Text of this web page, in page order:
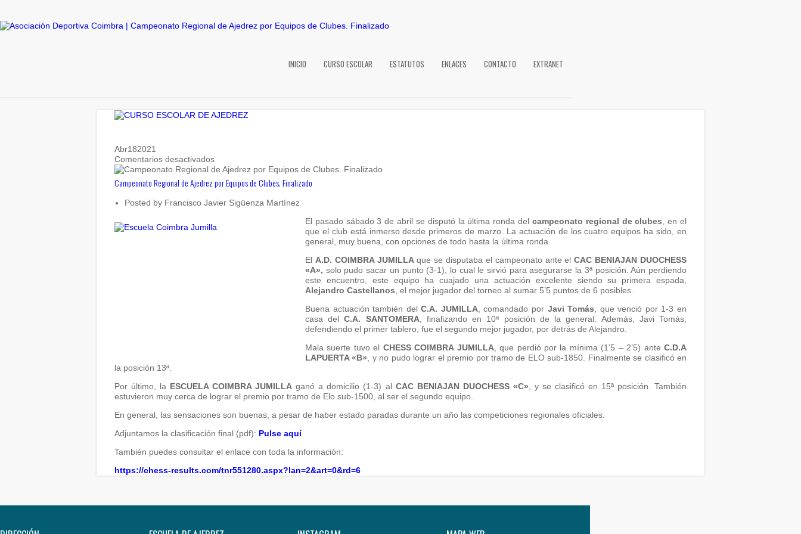
INICIO CURSO ESCOLAR ESTATUTOS ENLACES CONTACTO EXTRANET
Abr182021
Comentarios desactivadosen
Campeonato
Regional
de
Ajedrez
de
Campeonato Regional de Ajedrez por Equipos de Clubes. Finalizado
Posted by Francisco Javier Sigüenza Martínez
El pasado sábado 3 de abril se disputó la última ronda del campeonato regional de clubes , en el
que el club está inmerso desde primeros de marzo. La actuación de los cuatro equipos ha sido, en
general, muy buena, con opciones de todo hasta la última ronda.
El A.D. COIMBRA JUMILLAque se disputaba el campeonato ante elCAC BENIAJAN DUOCHESS
«A», solo pudo sacar un punto (3-1), lo cual le sirvió para asegurarse la 3ª posición. Aún perdiendo
este encuentro, este equipo ha cuajado una actuación excelente siendo su primera espada,
Alejandro Castellanos , el mejor jugador del torneo al sumar 5’5 puntos de 6 posibles.
Buena actuación también delC.A. JUMILLA, comandado por Javi Tomás , que venció por 1-3 en
casa delC.A. SANTOMERA, finalizando en 10ª posición de la general. Además, Javi Tomás,
defendiendo el primer tablero, fue el segundo mejor jugador, por detrás de Alejandro.
Mala suerte tuvo el CHESS COIMBRA JUMILLA, que perdió por la mínima (1’5 – 2’5) ante C.D.A
LAPUERTA «B» , y no pudo lograr el premio por tramo de ELO sub-1850. Finalmente se clasificó en
la posición 13ª.
Por último, la ESCUELA COIMBRA JUMILLA ganó a domicilio (1-3) al CAC BENIAJAN DUOCHESS «C» , y se clasificó en 15ª posición. También
estuvieron muy cerca de lograr el premio por tramo de Elo sub-1500, al ser el segundo equipo.
En general, las sensaciones son buenas, a pesar de haber estado paradas durante un año las competiciones regionales oficiales.
Adjuntamos la clasificación final (pdf): Pulse aquí
También puedes consultar el enlace con toda la información:
https://chess-results.com/tnr551280.aspx?lan=2&art=0&rd=6